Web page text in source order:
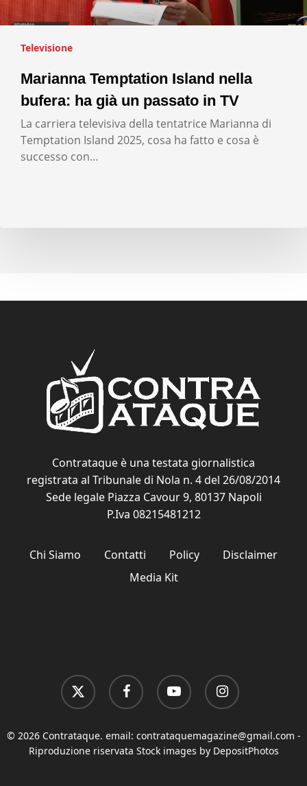
Televisione
Marianna Temptation Island nella
bufera: ha già un passato in TV
La carriera televisiva della tentatrice Marianna di
Temptation Island 2025, cosa ha fatto e cosa è
successo con…
Contrataque è una testata giornalistica
registrata al Tribunale di Nola n. 4 del 26/08/2014
Sede legale Piazza Cavour 9, 80137 Napoli
P.Iva 08215481212
Chi Siamo Contatti Policy
Disclaimer
Media Kit
x-
twitter
facebook youtube instagram
© 2026 Contrataque. email: contrataquemagazine@gmail.com -
Riproduzione riservata Stock images by DepositPhotos